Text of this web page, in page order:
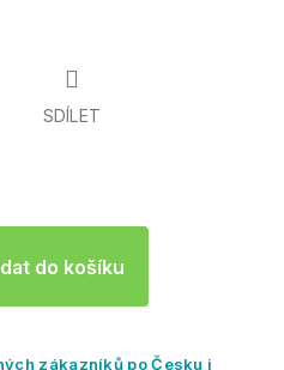
do košíku
SDÍLET
zákazníků po Česku i